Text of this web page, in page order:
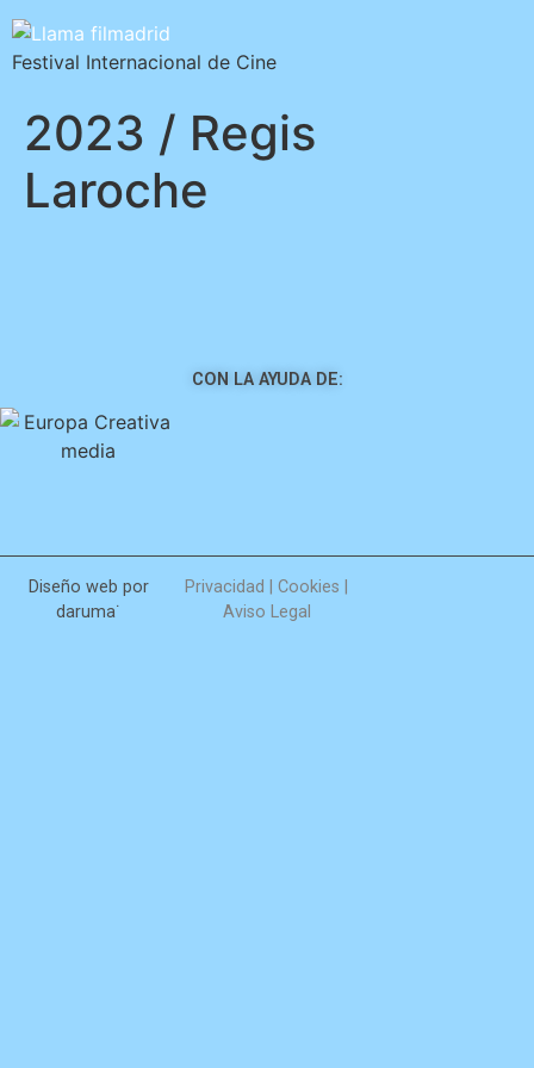
Festival Internacional de Cine
2023 / Regis
Laroche
CON LA AYUDA DE:
Privacidad |Cookies
Aviso Legal
Diseño web por
daruma˙